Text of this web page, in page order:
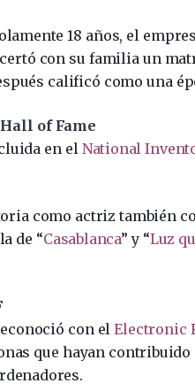
18 años, el
con su familia un
calificó como una
of Fame
en el National
como actriz también
de “Casablanca” y “Luz
con elElectronic
que hayan